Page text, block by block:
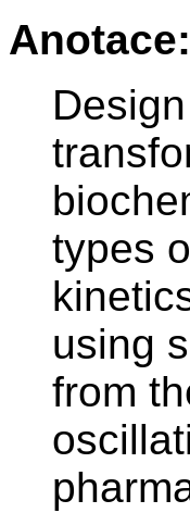
Anotace:
types
using
from